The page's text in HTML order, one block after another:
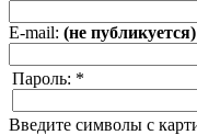
E-mail: (не публикуется)
Пароль: *
Введите символы с